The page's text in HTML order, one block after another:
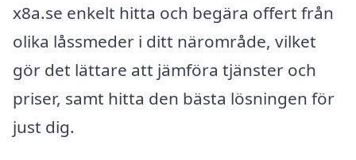
x8a.se enkelt hitta och begära offert från
olika låssmeder i ditt närområde, vilket
gör det lättare att jämföra tjänster och
priser, samt hitta den bästa lösningen för
just dig.